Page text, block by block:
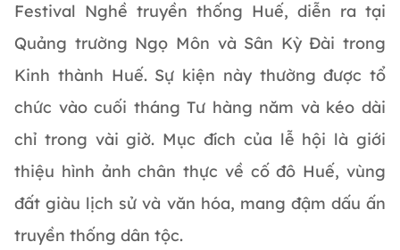
Festival Nghề truyền thống Huế, diễn ra tại
Quảng trường Ngọ Môn và Sân Kỳ Đài trong
Kinh thành Huế. Sự kiện này thường được tổ
chức vào cuối tháng Tư hàng năm và kéo dài
chỉ trong vài giờ. Mục đích của lễ hội là giới
thiệu hình ảnh chân thực về cố đô Huế, vùng
đất giàu lịch sử và văn hóa, mang đậm dấu ấn
truyền thống dân tộc.